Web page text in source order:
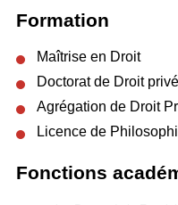
Formation
Maîtrise en Droit
Doctorat de Droit privé
Agrégation de Droit
Licence de
Fonctions